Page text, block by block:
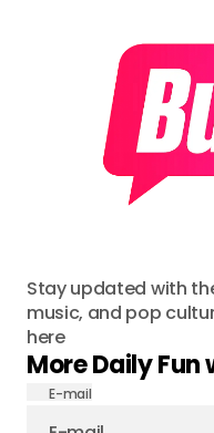
Stay updated with
music, and pop
here
More Daily
E-mail